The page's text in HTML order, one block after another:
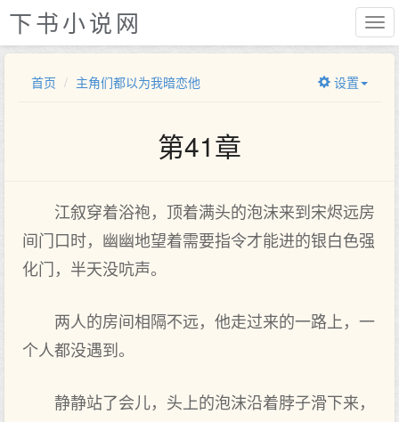
下书小说网
首页 主角们都以为我暗恋他 设置
第41章
江叙穿着浴袍，顶着满头的泡沫来到宋烬远房
间门口时，幽幽地望着需要指令才能进的银白色强
化门，半天没吭声。
两人的房间相隔不远，他走过来的一路上，一
个人都没遇到。
静静站了会儿，头上的泡沫沿着脖子滑下来，